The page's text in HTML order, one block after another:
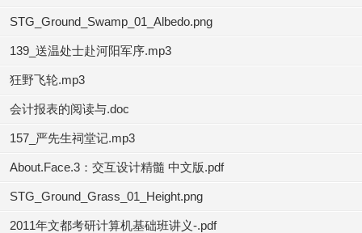
STG_Ground_Swamp_01_Albedo.png
139_送温处士赴河阳军序.mp3
狂野飞轮.mp3
会计报表的阅读与.doc
157_严先生祠堂记.mp3
About.Face.3：交互设计精髓 中文版.pdf
STG_Ground_Grass_01_Height.png
2011年文都考研计算机基础班讲义-.pdf